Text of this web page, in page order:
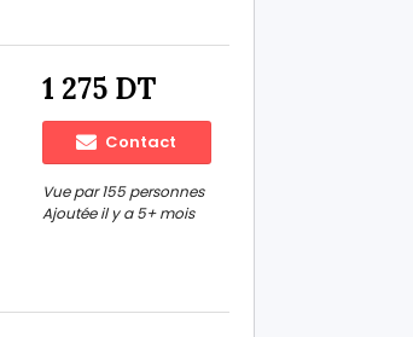
1 275 DT
Contact
Vue par 155 personnes
Ajoutée il y a 5+ mois